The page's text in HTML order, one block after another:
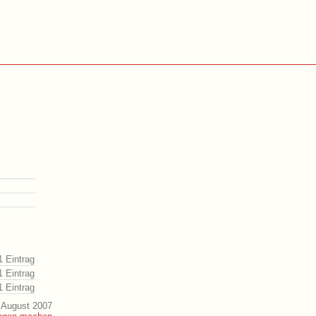
Eintrag
Eintrag
Eintrag
2007